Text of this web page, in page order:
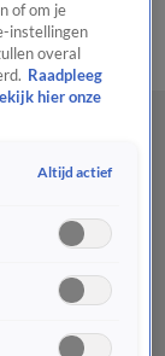
ShopUitzending
of om je
instellingen
overal
Raadpleeg
hier onze
Altijd actief